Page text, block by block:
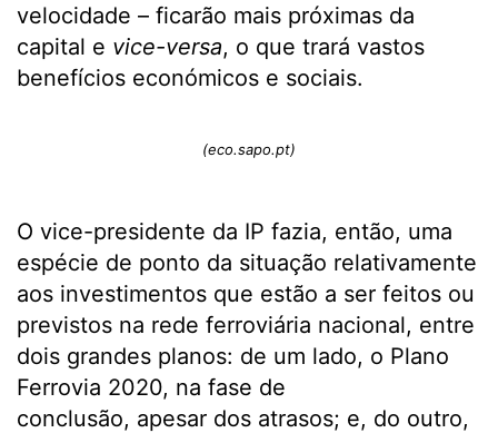
velocidade – ficarão mais próximas da
capital e vice-versa, o que trará vastos
benefícios económicos e sociais.
(eco.sapo.pt)
O vice-presidente da IP fazia, então, uma
espécie de ponto da situação relativamente
aos investimentos que estão a ser feitos ou
previstos na rede ferroviária nacional, entre
dois grandes planos: de um lado, o Plano
Ferrovia 2020, na fase de
conclusão, apesar dos atrasos; e, do outro,